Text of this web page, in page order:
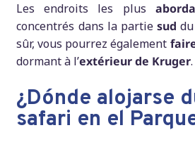
Les endroits les plus
concentrés dans la partie sud
sûr, vous pourrez également
dormant à l’extérieur de Kruger.
¿Dónde alojarse
safari en el